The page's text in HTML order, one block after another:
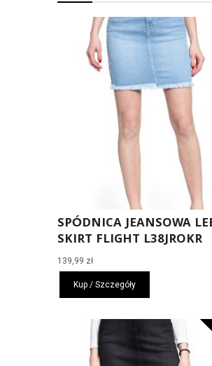
SPÓDNICA JEANSOWA
SKIRT FLIGHT L38JROKR
139,99 zł
Kup / Szczegóły